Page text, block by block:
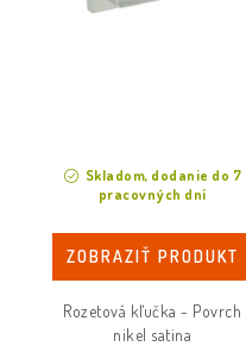
Skladom, dodanie do 7
pracovných dní
ZOBRAZIŤ PRODUKT
Rozetová kľučka - Povrch
nikel satina